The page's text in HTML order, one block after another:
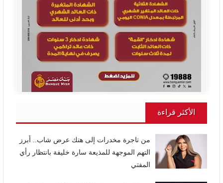
الأكثر قراءة
من تاجرة مخدرات إلى هتك عرض شاب.. أبرز
التهم الموجهة للمذيعة سارة خليفة بانتظار رأي
المفتي